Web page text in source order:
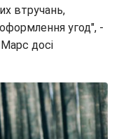
втручань,
угод", -
досі